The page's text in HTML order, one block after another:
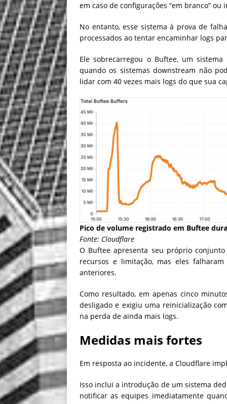
em caso de configurações “em branco”
No entanto, esse sistema à prova de
processados ao tentar encaminhar logs
Ele sobrecarregou o Buftee, um
quando os sistemas downstream não
lidar com 40 vezes mais logs do que sua
Pico de volume registrado em Buftee
Fonte: Cloudflare
O Buftee apresenta seu próprio
recursos e limitação, mas eles
anteriores.
Como resultado, em apenas cinco
desligado e exigiu uma reinicialização
na perda de ainda mais logs.
Medidas mais fortes
Em resposta ao incidente, a Cloudflare
Isso inclui a introdução de um sistema
notificar as equipes imediatamente